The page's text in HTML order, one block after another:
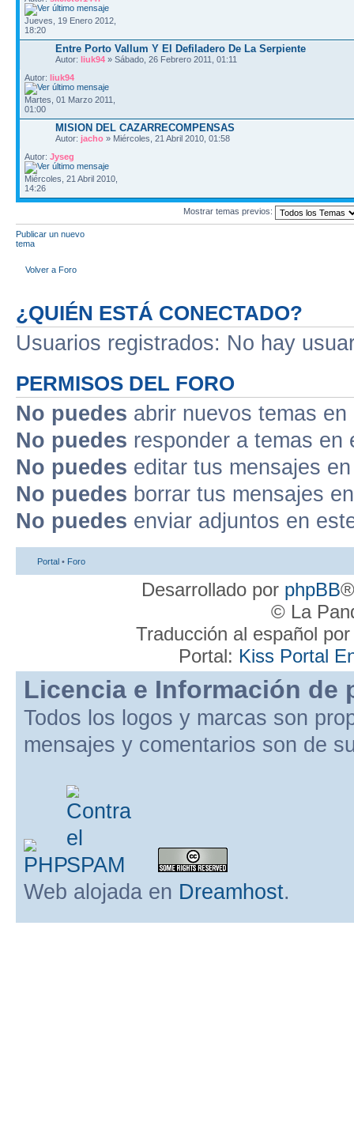
Jueves, 19 Enero 2012,
18:20
Entre Porto Vallum Y El Defiladero De La Serpiente
Autor: liuk94 » Sábado, 26 Febrero 2011, 01:11
Autor: liuk94
Martes, 01 Marzo 2011,
01:00
MISION DEL CAZARRECOMPENSAS
Autor: jacho » Miércoles, 21 Abril 2010, 01:58
Autor: Jyseg
Miércoles, 21 Abril 2010,
14:26
Mostrar temas previos:
Publicar un nuevo
tema
Volver a Foro
¿QUIÉN ESTÁ CONECTADO?
Usuarios registrados: No hay
PERMISOS DEL FORO
No puedes abrir nuevos temas
No puedes responder a temas en
No puedes editar tus mensajes
No puedes borrar tus mensajes
No puedes enviar adjuntos en
Portal • Foro
Desarrollado por phpBB
© La
Traducción al español
Portal: Kiss Portal
Licencia e Información de
Todos los logos y marcas son
mensajes y comentarios son de
Web alojada en Dreamhost.